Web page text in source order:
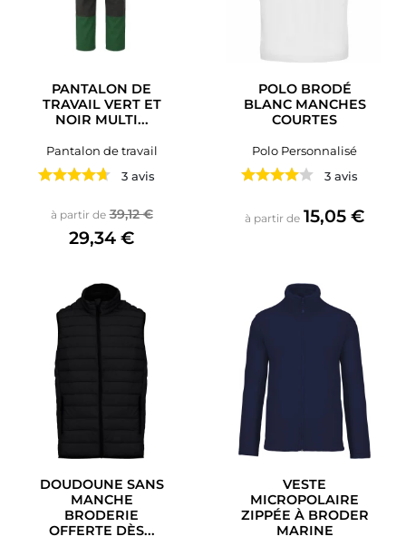
PANTALON DE
TRAVAIL VERT ET
NOIR MULTI...
Pantalon de travail
3 avis
à partir de Prix de base
39,12 €Prix
29,34 €
POLO BRODÉ
BLANC MANCHES
COURTES
Polo Personnalisé
3 avis
à partir de Prix
15,05 €
DOUDOUNE SANS
MANCHE
BRODERIE
OFFERTE DÈS...
VESTE
MICROPOLAIRE
ZIPPÉE À BRODER
MARINE